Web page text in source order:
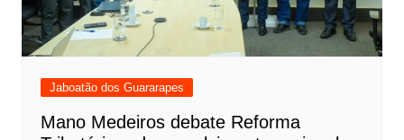
Jaboatão dos Guararapes
Mano Medeiros debate Reforma